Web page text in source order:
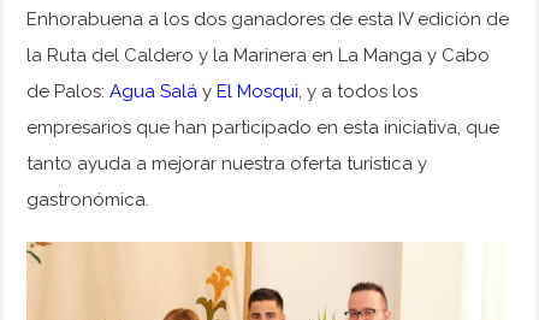
Enhorabuena a los dos ganadores de esta IV edición de
la Ruta del Caldero y la Marinera en La Manga y Cabo
de Palos:Agua Salá y El Mosqui, y a todos los
empresarios que han participado en esta iniciativa, que
tanto ayuda a mejorar nuestra oferta turística y
gastronómica.